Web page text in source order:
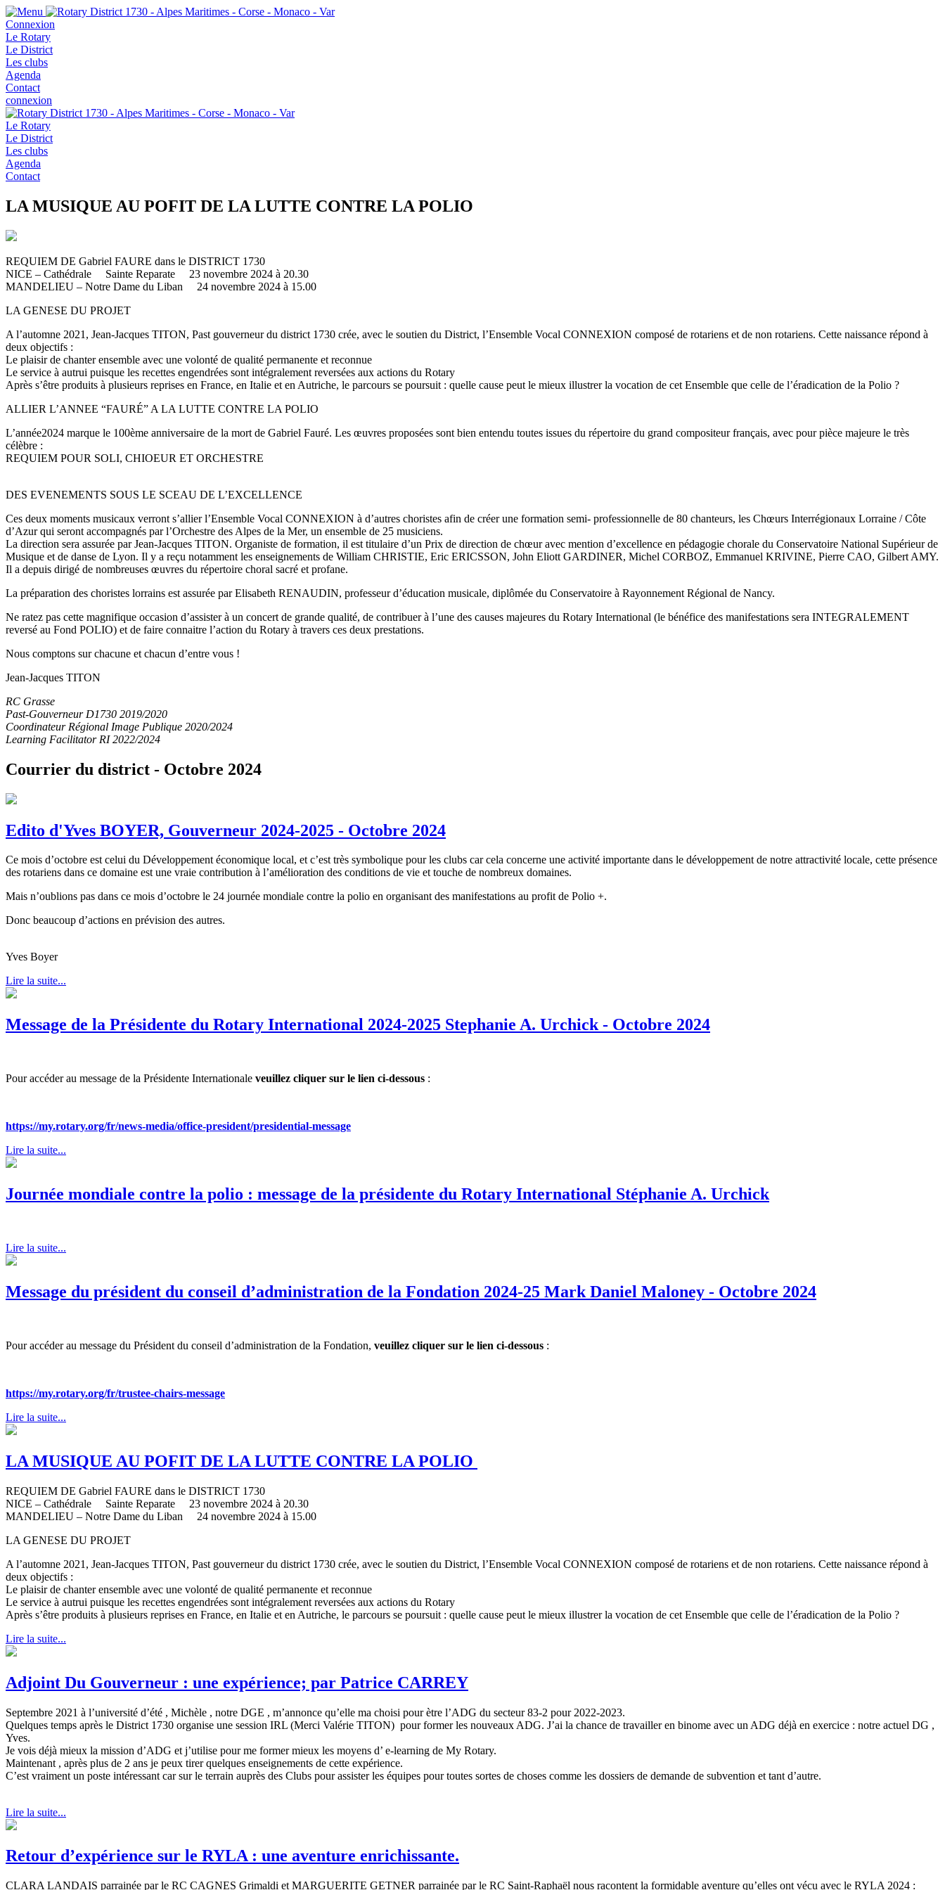
Connexion
Le Rotary
Le District
Les clubs
Agenda
Contact
connexion
Le Rotary
Le District
Les clubs
Agenda
Contact
LA MUSIQUE AU POFIT DE LA LUTTE CONTRE LA POLIO
REQUIEM DE Gabriel FAURE dans le DISTRICT 1730
NICE – Cathédrale Sainte Reparate 23 novembre 2024 à 20.30
MANDELIEU – Notre Dame du Liban 24 novembre 2024 à 15.00
LA GENESE DU PROJET
A l’automne 2021, Jean-Jacques TITON, Past gouverneur du district 1730 crée, avec le soutien du District, l’Ensemble Vocal CONNEXION composé de rotariens et de non rotariens. Cette naissance répond à
deux objectifs :
Le plaisir de chanter ensemble avec une volonté de qualité permanente et reconnue
Le service à autrui puisque les recettes engendrées sont intégralement reversées aux actions du Rotary
Après s’être produits à plusieurs reprises en France, en Italie et en Autriche, le parcours se poursuit : quelle cause peut le mieux illustrer la vocation de cet Ensemble que celle de l’éradication de la Polio ?
ALLIER L’ANNEE “FAURÉ” A LA LUTTE CONTRE LA POLIO
L’année2024 marque le 100ème anniversaire de la mort de Gabriel Fauré. Les œuvres proposées sont bien entendu toutes issues du répertoire du grand compositeur français, avec pour pièce majeure le très
célèbre :
REQUIEM POUR SOLI, CHIOEUR ET ORCHESTRE
DES EVENEMENTS SOUS LE SCEAU DE L’EXCELLENCE
Ces deux moments musicaux verront s’allier l’Ensemble Vocal CONNEXION à d’autres choristes afin de créer une formation semi- professionnelle de 80 chanteurs, les Chœurs Interrégionaux Lorraine / Côte
d’Azur qui seront accompagnés par l’Orchestre des Alpes de la Mer, un ensemble de 25 musiciens.
La direction sera assurée par Jean-Jacques TITON. Organiste de formation, il est titulaire d’un Prix de direction de chœur avec mention d’excellence en pédagogie chorale du Conservatoire National Supérieur de
Musique et de danse de Lyon. Il y a reçu notamment les enseignements de William CHRISTIE, Eric ERICSSON, John Eliott GARDINER, Michel CORBOZ, Emmanuel KRIVINE, Pierre CAO, Gilbert AMY.
Il a depuis dirigé de nombreuses œuvres du répertoire choral sacré et profane.
La préparation des choristes lorrains est assurée par Elisabeth RENAUDIN, professeur d’éducation musicale, diplômée du Conservatoire à Rayonnement Régional de Nancy.
Ne ratez pas cette magnifique occasion d’assister à un concert de grande qualité, de contribuer à l’une des causes majeures du Rotary International (le bénéfice des manifestations sera INTEGRALEMENT
reversé au Fond POLIO) et de faire connaitre l’action du Rotary à travers ces deux prestations.
Nous comptons sur chacune et chacun d’entre vous !
Jean-Jacques TITON
RC Grasse
Past-Gouverneur D1730 2019/2020
Coordinateur Régional Image Publique 2020/2024
Learning Facilitator RI 2022/2024
Courrier du district - Octobre 2024
Edito d'Yves BOYER, Gouverneur 2024-2025 - Octobre 2024
Ce mois d’octobre est celui du Développement économique local, et c’est très symbolique pour les clubs car cela concerne une activité importante dans le développement de notre attractivité locale, cette présence
des rotariens dans ce domaine est une vraie contribution à l’amélioration des conditions de vie et touche de nombreux domaines.
Mais n’oublions pas dans ce mois d’octobre le 24 journée mondiale contre la polio en organisant des manifestations au profit de Polio +.
Donc beaucoup d’actions en prévision des autres.
Yves Boyer
Lire la suite...
Message de la Présidente du Rotary International 2024-2025 Stephanie A. Urchick - Octobre 2024
Pour accéder au message de la Présidente Internationale veuillez cliquer sur le lien ci-dessous :
https://my.rotary.org/fr/news-media/office-president/presidential-message
Lire la suite...
Journée mondiale contre la polio : message de la présidente du Rotary International Stéphanie A. Urchick
Lire la suite...
Message du président du conseil d’administration de la Fondation 2024-25 Mark Daniel Maloney - Octobre 2024
Pour accéder au message du Président du conseil d’administration de la Fondation, veuillez cliquer sur le lien ci-dessous :
https://my.rotary.org/fr/trustee-chairs-message
Lire la suite...
LA MUSIQUE AU POFIT DE LA LUTTE CONTRE LA POLIO
REQUIEM DE Gabriel FAURE dans le DISTRICT 1730
NICE – Cathédrale Sainte Reparate 23 novembre 2024 à 20.30
MANDELIEU – Notre Dame du Liban 24 novembre 2024 à 15.00
LA GENESE DU PROJET
A l’automne 2021, Jean-Jacques TITON, Past gouverneur du district 1730 crée, avec le soutien du District, l’Ensemble Vocal CONNEXION composé de rotariens et de non rotariens. Cette naissance répond à
deux objectifs :
Le plaisir de chanter ensemble avec une volonté de qualité permanente et reconnue
Le service à autrui puisque les recettes engendrées sont intégralement reversées aux actions du Rotary
Après s’être produits à plusieurs reprises en France, en Italie et en Autriche, le parcours se poursuit : quelle cause peut le mieux illustrer la vocation de cet Ensemble que celle de l’éradication de la Polio ?
Lire la suite...
Adjoint Du Gouverneur : une expérience; par Patrice CARREY
Septembre 2021 à l’université d’été , Michèle , notre DGE , m’annonce qu’elle ma choisi pour ètre l’ADG du secteur 83-2 pour 2022-2023.
Quelques temps après le District 1730 organise une session IRL (Merci Valérie TITON) pour former les nouveaux ADG. J’ai la chance de travailler en binome avec un ADG déjà en exercice : notre actuel DG ,
Yves.
Je vois déjà mieux la mission d’ADG et j’utilise pour me former mieux les moyens d’ e-learning de My Rotary.
Maintenant , après plus de 2 ans je peux tirer quelques enseignements de cette expérience.
C’est vraiment un poste intéressant car sur le terrain auprès des Clubs pour assister les équipes pour toutes sortes de choses comme les dossiers de demande de subvention et tant d’autre.
Lire la suite...
Retour d’expérience sur le RYLA : une aventure enrichissante.
CLARA LANDAIS parrainée par le RC CAGNES Grimaldi et MARGUERITE GETNER parrainée par le RC Saint-Raphaël nous racontent la formidable aventure qu’elles ont vécu avec le RYLA 2024 :